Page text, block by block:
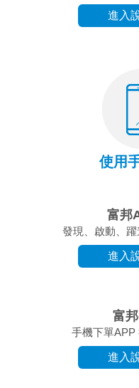
進入
使用
富邦
發現、啟動、
進入
富
手機下單APP
進入